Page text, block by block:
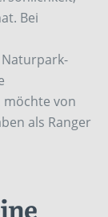
Bei
von
als Ranger